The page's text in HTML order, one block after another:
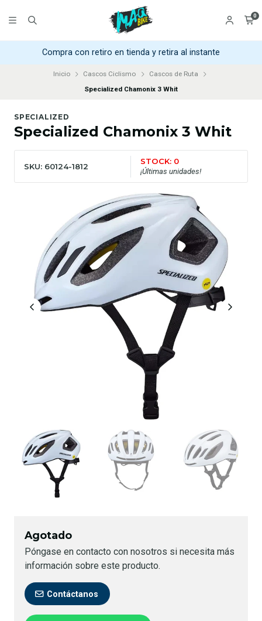
0
Compra con retiro en tienda y retira al instante
Inicio Cascos Ciclismo
Cascos de Ruta
Specialized Chamonix 3 Whit
SPECIALIZED
Specialized Chamonix 3 Whit
SKU: 60124-1812
STOCK: 0
¡Últimas unidades!
Agotado
Póngase en contacto con nosotros si necesita más
información sobre este producto.
Contáctanos